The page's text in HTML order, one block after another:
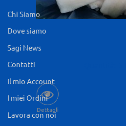
Dettagli
Chi Siamo
Dove siamo
Sagi News
Contatti
Il mio Account
I miei Ordini
Lavora con noi